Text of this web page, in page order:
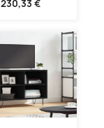
230,33 €